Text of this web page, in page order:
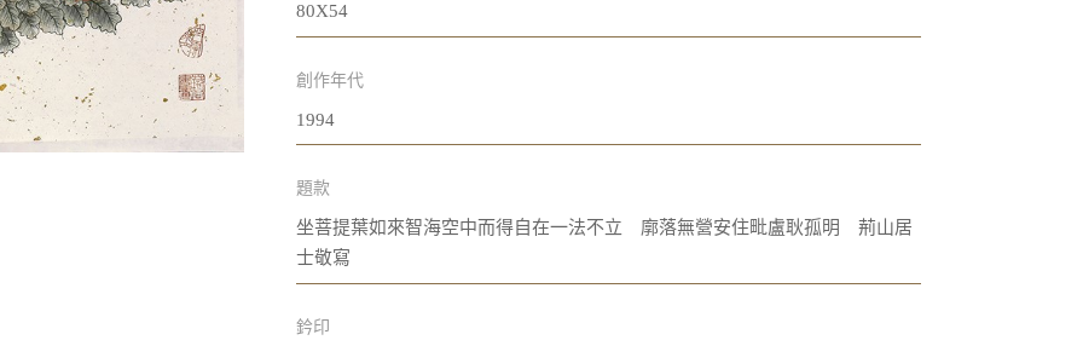
80X54
創作年代
1994
題款
坐菩提葉如來智海空中而得自在一法不立 廓落無營安住毗盧耿孤明 荊山居
士敬寫
鈐印